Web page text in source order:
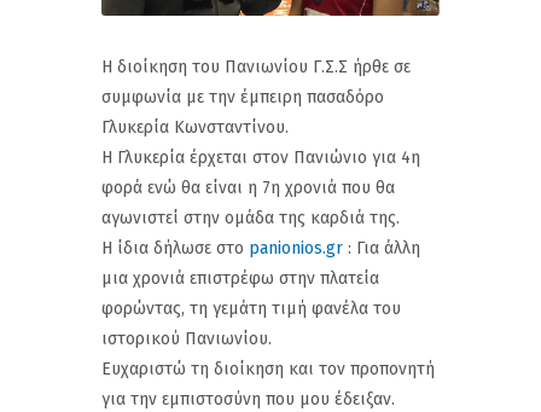
Η διοίκηση του Πανιωνίου Γ.Σ.Σ ήρθε σε
συμφωνία με την έμπειρη πασαδόρο
Γλυκερία Κωνσταντίνου.
Η Γλυκερία έρχεται στον Πανιώνιο για 4η
φορά ενώ θα είναι η 7η χρονιά που θα
αγωνιστεί στην ομάδα της καρδιά της.
Η ίδια δήλωσε στο panionios.gr : Για άλλη
μια χρονιά επιστρέφω στην πλατεία
φορώντας, τη γεμάτη τιμή φανέλα του
ιστορικού Πανιωνίου.
Ευχαριστώ τη διοίκηση και τον προπονητή
για την εμπιστοσύνη που μου έδειξαν.